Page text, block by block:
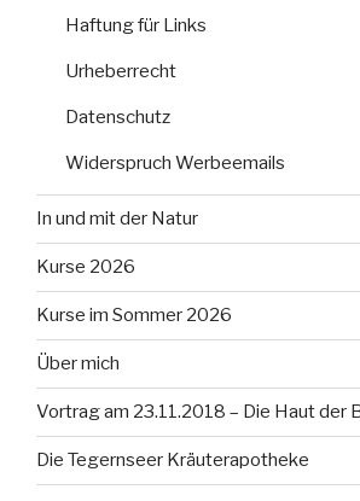
Haftung für Links
Urheberrecht
Datenschutz
Widerspruch Werbeemails
In und mit der Natur
Kurse 2026
Kurse im Sommer 2026
Über mich
Vortrag am 23.11.2018 – Die Haut der
Die Tegernseer Kräuterapotheke